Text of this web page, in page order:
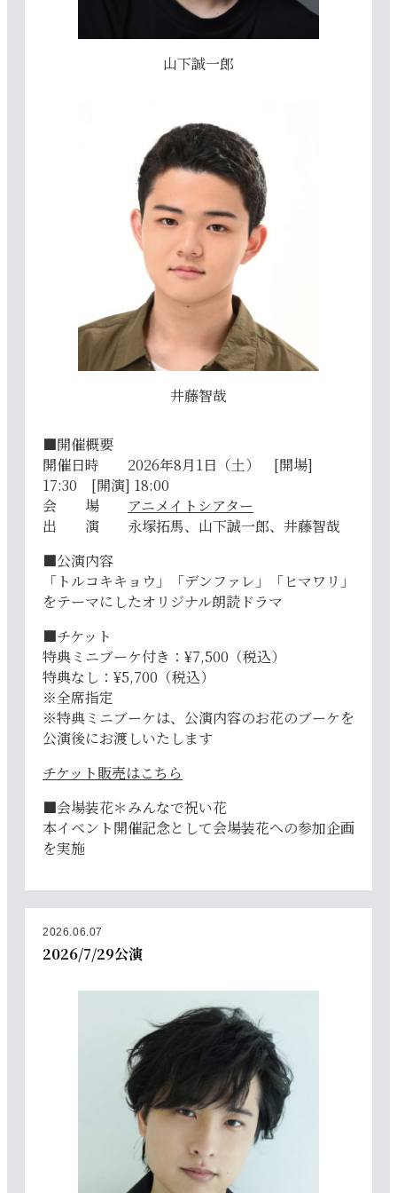
山下誠一郎
井藤智哉
■開催概要
開催日時 2026年8月1日（土） [開場]
17:30 [開演] 18:00
会 場 アニメイトシアター
出 演 永塚拓馬、山下誠一郎、井藤智哉
■公演内容
「トルコキキョウ」「デンファレ」「ヒマワリ」
をテーマにしたオリジナル朗読ドラマ
■チケット
特典ミニブーケ付き：¥7,500（税込）
特典なし：¥5,700（税込）
※全席指定
※特典ミニブーケは、公演内容のお花のブーケを
公演後にお渡しいたします
チケット販売はこちら
■会場装花＊みんなで祝い花
本イベント開催記念として会場装花への参加企画
を実施
2026.06.07
2026/7/29公演